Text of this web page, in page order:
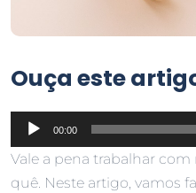
Ouça este
Tocador
de
00:00
Vale a pena trabalhar
quê. Neste artigo, vamos